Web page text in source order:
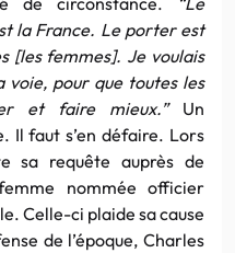
la France. Le porter est
[les femmes]. Je voulais
pour que toutes les
et faire mieux.” Un
Il faut s’en défaire. Lors
sa requête auprès de
nommée officier
Celle-ci plaide sa cause
de l’époque, Charles